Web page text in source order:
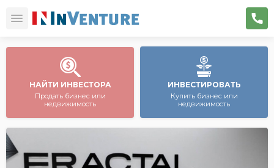
НАЙТИ ИНВЕСТОРА
Продать бизнес или
недвижимость
ИНВЕСТИРОВАТЬ
Купить бизнес или
недвижимость